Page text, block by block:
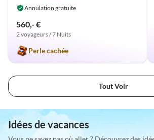
Annulation gratuite
560,- €
2 voyageurs / 7 Nuits
Perle cachée
Tout Voir
Idées de vacances